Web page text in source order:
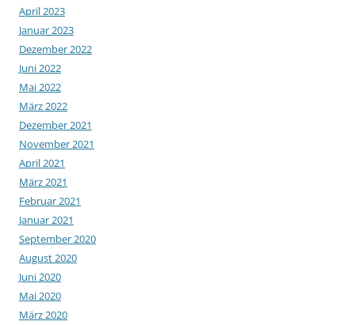
April 2023
Januar 2023
Dezember 2022
Juni 2022
Mai 2022
März 2022
Dezember 2021
November 2021
April 2021
März 2021
Februar 2021
Januar 2021
September 2020
August 2020
Juni 2020
Mai 2020
März 2020